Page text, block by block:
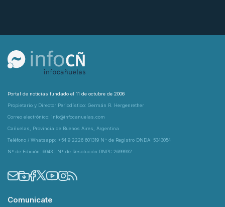
Portal de noticias fundado el 11 de octubre de 2006
Propietario y Director Periodístico: Germán R. Hergenrether
Correo electrónico: info@infocanuelas.com
Cañuelas, Provincia de Buenos Aires, Argentina
Teléfono / Whatsapp: +54 9 2226 601319 N° de Registro DNDA: 5343054
N° de Edición: 6043 | N° de Resolución RNPI: 2699932
Comunicate